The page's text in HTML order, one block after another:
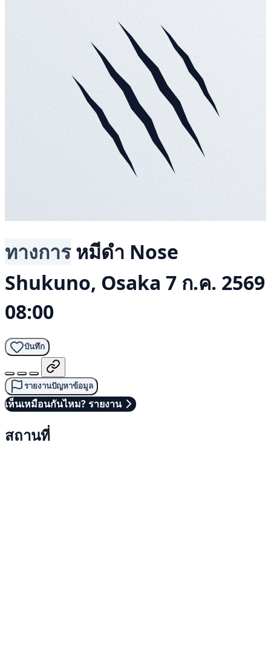
ทางการ หมีดำ Nose
Shukuno, Osaka 7 ก.ค. 2569
08:00
บันทึก
รายงานปัญหาข้อมูล
เห็นเหมือนกันไหม? รายงาน
สถานที่